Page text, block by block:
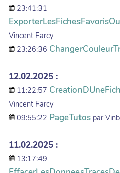
23:41:31
Vincent Farcy
23:26:36
12.02.2025 :
11:22:57
Vincent Farcy
09:55:22 PageTutos par
11.02.2025 :
13:17:49